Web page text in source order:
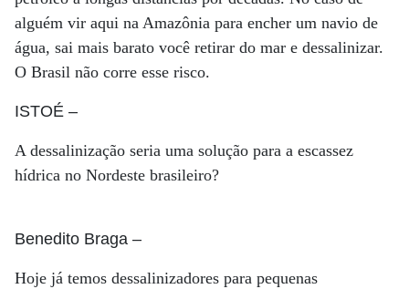
alguém vir aqui na Amazônia para encher um navio de
água, sai mais barato você retirar do mar e dessalinizar.
O Brasil não corre esse risco.
ISTOÉ –
A dessalinização seria uma solução para a escassez
hídrica no Nordeste brasileiro?
Benedito Braga –
Hoje já temos dessalinizadores para pequenas